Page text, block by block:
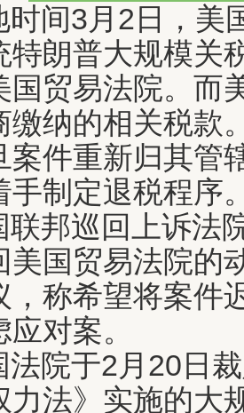
时间3月2日，美
特朗普大规模关
国贸易法院。而
缴纳的相关税款
案件重新归其管
手制定退税程序
联邦巡回上诉法
美国贸易法院的
，称希望将案件
对案。
法院于2月20日
力法》实施的大